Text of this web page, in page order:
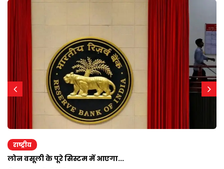
राष्ट्रीय
लोन वसूली के पूरे सिस्टम में आएगा...